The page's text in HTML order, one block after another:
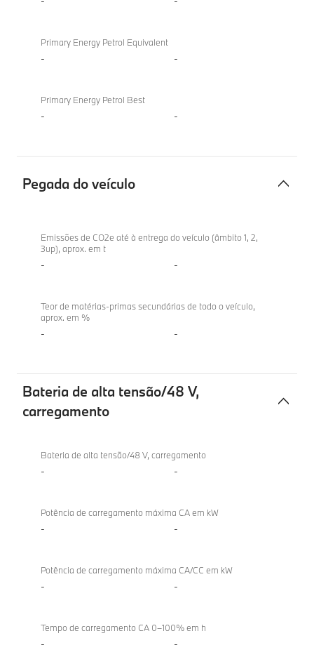
Primary Energy Petrol Equivalent
- -
Primary Energy Petrol Best
- -
Pegada do veículo
veículo
Emissões de CO2e até à entrega do veículo (âmbito 1, 2,
3up), aprox. em t
- -
Teor de matérias-primas secundárias de todo o veículo,
aprox. em %
- -
Bateria de alta tensão/48 V,
carregamento
Bateria de alta tensão/48 V, carregamento
- -
Potência de carregamento máxima CA em kW
- -
Potência de carregamento máxima CA/CC em kW
- -
Tempo de carregamento CA 0–100% em h
- -